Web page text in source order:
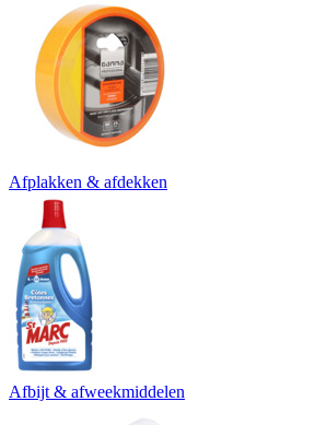
Afplakken & afdekken
Afbijt & afweekmiddelen